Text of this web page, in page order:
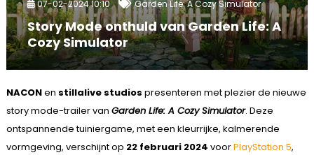
07-02-2024 10:10 Garden Life: A Cozy Simulator
Story Mode onthuld van Garden Life: A
Cozy Simulator
NACONen stillalive studios presenteren met plezier de nieuwe
story mode-trailer van Garden Life: A Cozy Simulator. Deze
ontspannende tuiniergame, met een kleurrijke, kalmerende
vormgeving, verschijnt op 22 februari 2024 voorPlayStation 5,